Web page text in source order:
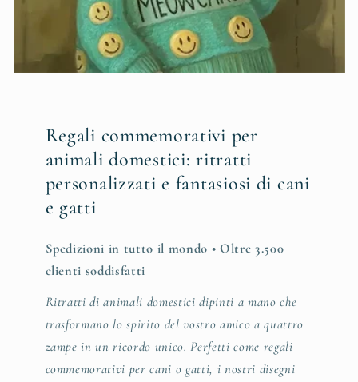
Regali commemorativi per
animali domestici: ritratti
personalizzati e fantasiosi di cani
e gatti
Spedizioni in tutto il mondo • Oltre 3.500
clienti soddisfatti
Ritratti di animali domestici dipinti a mano che
trasformano lo spirito del vostro amico a quattro
zampe in un ricordo unico. Perfetti come regali
commemorativi per cani o gatti, i nostri disegni